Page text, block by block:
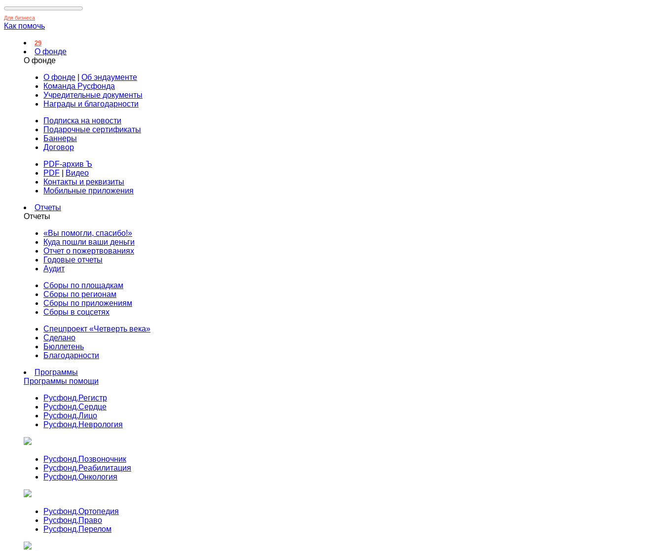
Для бизнеса
Как помочь
29
О фонде
О фонде
О фонде
Об эндаументе
Команда Русфонда
Учредительные документы
Награды и благодарности
Подписка на новости
Подарочные сертификаты
Баннеры
Договор
PDF-архив Ъ
PDF
Видео
Контакты и реквизиты
Мобильные приложения
Отчеты
Отчеты
«Вы помогли, спасибо!»
Куда пошли ваши деньги
Отчет о пожертвованиях
Годовые отчеты
Аудит
Сборы по площадкам
Сборы по регионам
Сборы по приложениям
Сборы в соцсетях
Спецпроект «Четверть века»
Сделано
Бюллетень
Благодарности
Программы
Программы помощи
Русфонд.Регистр
Русфонд.Сердце
Русфонд.Лицо
Русфонд.Неврология
Русфонд.Позвоночник
Русфонд.Реабилитация
Русфонд.Онкология
Русфонд.Ортопедия
Русфонд.Право
Русфонд.Перелом